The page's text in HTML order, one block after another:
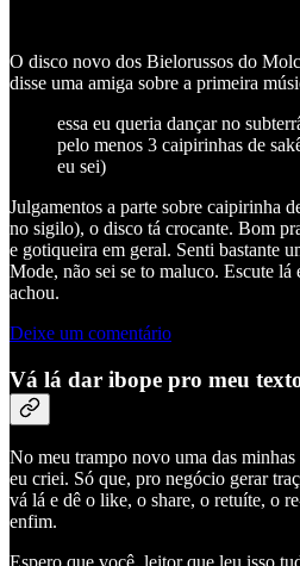
O disco novo dos Bielorussos do
disse uma amiga sobre a primeira
essa eu queria dançar no
pelo menos 3 caipirinhas de
eu sei)
Julgamentos a parte sobre caipirinha
no sigilo), o disco tá crocante. Bom
e gotiqueira em geral. Senti bastante
Mode, não sei se to maluco. Escute lá
achou.
Deixe um comentário
Vá lá dar ibope pro meu
No meu trampo novo uma das
eu criei. Só que, pro negócio gerar
vá lá e dê o like, o share, o retuíte, o
enfim.